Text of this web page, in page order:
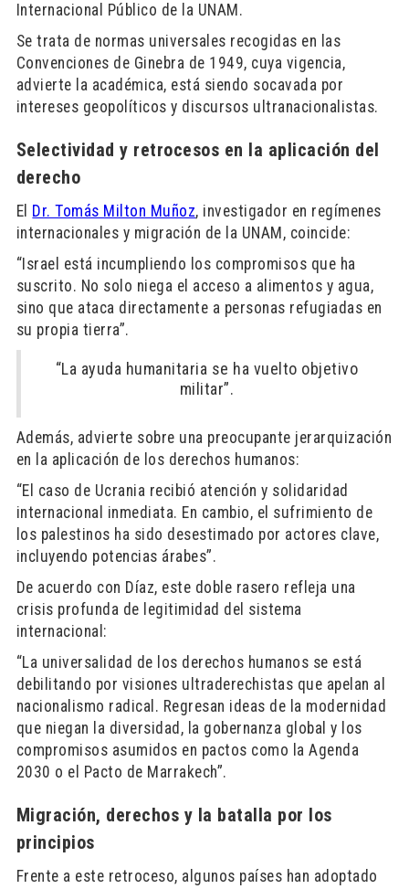
Internacional Público de la UNAM.
Se trata de normas universales recogidas en las
Convenciones de Ginebra de 1949, cuya vigencia,
advierte la académica, está siendo socavada por
intereses geopolíticos y discursos ultranacionalistas.
Selectividad y retrocesos en la aplicación del
derecho
El Dr. Tomás Milton Muñoz, investigador en regímenes
internacionales y migración de la UNAM, coincide:
“Israel está incumpliendo los compromisos que ha
suscrito. No solo niega el acceso a alimentos y agua,
sino que ataca directamente a personas refugiadas en
su propia tierra”.
“La ayuda humanitaria se ha vuelto objetivo
militar”.
Además, advierte sobre una preocupante jerarquización
en la aplicación de los derechos humanos:
“El caso de Ucrania recibió atención y solidaridad
internacional inmediata. En cambio, el sufrimiento de
los palestinos ha sido desestimado por actores clave,
incluyendo potencias árabes”.
De acuerdo con Díaz, este doble rasero refleja una
crisis profunda de legitimidad del sistema
internacional:
“La universalidad de los derechos humanos se está
debilitando por visiones ultraderechistas que apelan al
nacionalismo radical. Regresan ideas de la modernidad
que niegan la diversidad, la gobernanza global y los
compromisos asumidos en pactos como la Agenda
2030 o el Pacto de Marrakech”.
Migración, derechos y la batalla por los
principios
Frente a este retroceso, algunos países han adoptado